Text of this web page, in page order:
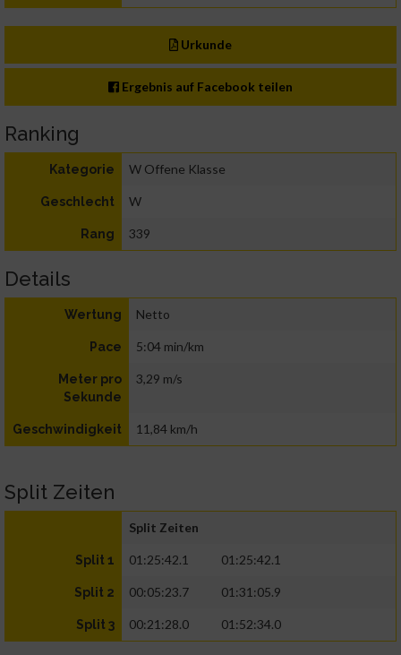
Urkunde
Ergebnis auf Facebook teilen
Ranking
Kategorie W Offene Klasse
Geschlecht W
Rang 339
Details
Wertung Netto
Pace 5:04 min/km
Meter pro
Sekunde
3,29 m/s
Geschwindigkeit 11,84 km/h
Split Zeiten
Split Zeiten
Split 1 01:25:42.1 01:25:42.1
Split 2 00:05:23.7 01:31:05.9
Split 3 00:21:28.0 01:52:34.0